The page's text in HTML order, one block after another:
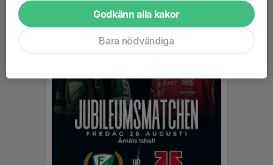
Godkänn alla kakor
Bara nödvändiga